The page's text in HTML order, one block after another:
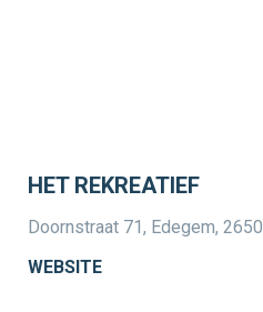
HET REKREATIEF
Doornstraat 71, Edegem, 2650
WEBSITE